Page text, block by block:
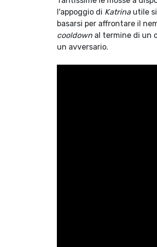
l'appoggio di Katrinautile
basarsi per affrontare il
cooldown al termine di un
un avversario.